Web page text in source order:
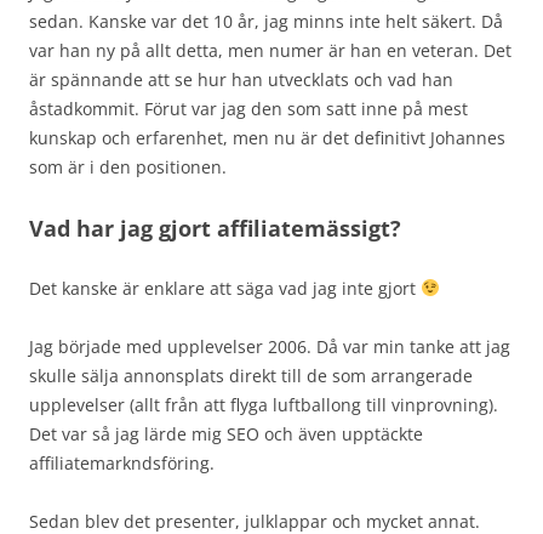
sedan. Kanske var det 10 år, jag minns inte helt säkert. Då
var han ny på allt detta, men numer är han en veteran. Det
är spännande att se hur han utvecklats och vad han
åstadkommit. Förut var jag den som satt inne på mest
kunskap och erfarenhet, men nu är det definitivt Johannes
som är i den positionen.
Vad har jag gjort affiliatemässigt?
Det kanske är enklare att säga vad jag inte gjort
Jag började med upplevelser 2006. Då var min tanke att jag
skulle sälja annonsplats direkt till de som arrangerade
upplevelser (allt från att flyga luftballong till vinprovning).
Det var så jag lärde mig SEO och även upptäckte
affiliatemarkndsföring.
Sedan blev det presenter, julklappar och mycket annat.